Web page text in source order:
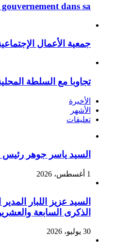
dans sa ...
جمعية الأعمال
تجاوبا مع السلطة
الأخيرة
الأشهر
تعليقات
السيد ياسر جوهر رئيس مجلس
1 أغسطس، 2026
السيد عزيز اللبار
الذكرى السابعة
30 يوليو، 2026